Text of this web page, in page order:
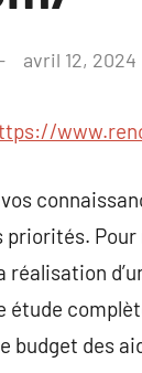
avril 12, 2024
priorités.
réalisation
étude
budget des